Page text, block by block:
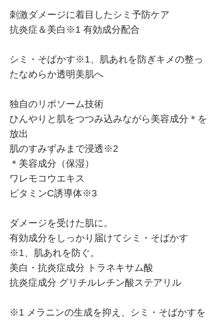
刺激ダメージに着目したシミ予防ケア
抗炎症＆美白※1 有効成分配合
シミ・そばかす※1、肌あれを防ぎキメの整っ
たなめらか透明美肌へ
独自のリポソーム技術
ひんやりと肌をつつみ込みながら美容成分＊を
放出
肌のすみずみまで浸透※2
＊美容成分（保湿）
ワレモコウエキス
ビタミンC誘導体※3
ダメージを受けた肌に。
有効成分をしっかり届けてシミ・そばかす
※1、肌あれを防ぐ。
美白・抗炎症成分 トラネキサム酸
抗炎症成分 グリチルレチン酸ステアリル
※1 メラニンの生成を抑え、シミ・そばかすを